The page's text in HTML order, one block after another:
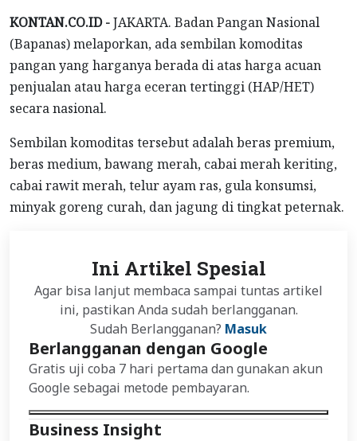
KONTAN.CO.ID -JAKARTA. Badan Pangan Nasional
(Bapanas) melaporkan, ada sembilan komoditas
pangan yang harganya berada di atas harga acuan
penjualan atau harga eceran tertinggi (HAP/HET)
secara nasional.
Sembilan komoditas tersebut adalah beras premium,
beras medium, bawang merah, cabai merah keriting,
cabai rawit merah, telur ayam ras, gula konsumsi,
minyak goreng curah, dan jagung di tingkat peternak.
Ini Artikel Spesial
Agar bisa lanjut membaca sampai tuntas artikel
ini, pastikan Anda sudah berlangganan.
Sudah Berlangganan? Masuk
Berlangganan dengan Google
Gratis uji coba 7 hari pertama dan gunakan akun
Google sebagai metode pembayaran.
Business Insight